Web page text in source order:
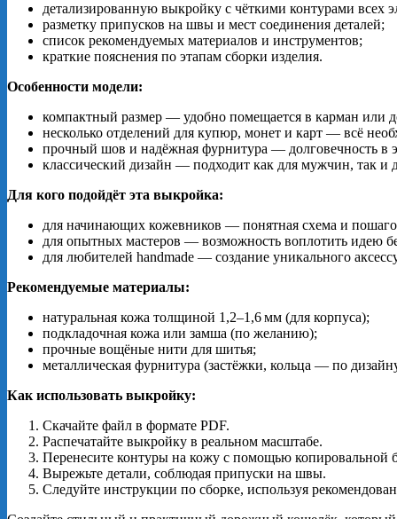
детализированную выкройку с чёткими контурами всех
разметку припусков на швы и мест соединения деталей;
список рекомендуемых материалов и инструментов;
краткие пояснения по этапам сборки изделия.
Особенности модели:
компактный размер — удобно помещается в карман или
несколько отделений для купюр, монет и карт — всё
прочный шов и надёжная фурнитура — долговечность в
классический дизайн — подходит как для мужчин, так и
Для кого подойдёт эта выкройка:
для начинающих кожевников — понятная схема и
для опытных мастеров — возможность воплотить идею
для любителей handmade — создание уникального
Рекомендуемые материалы:
натуральная кожа толщиной 1,2–1,6 мм (для корпуса);
подкладочная кожа или замша (по желанию);
прочные вощёные нити для шитья;
металлическая фурнитура (застёжки, кольца — по
Как использовать выкройку:
Скачайте файл в формате PDF.
Распечатайте выкройку в реальном масштабе.
Перенесите контуры на кожу с помощью копировальной
Вырежьте детали, соблюдая припуски на швы.
Следуйте инструкции по сборке, используя